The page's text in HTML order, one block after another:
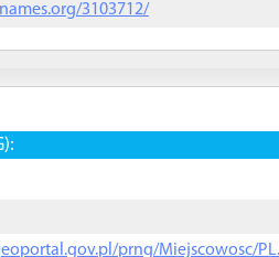
3103712/
prng/Miejscowosc/